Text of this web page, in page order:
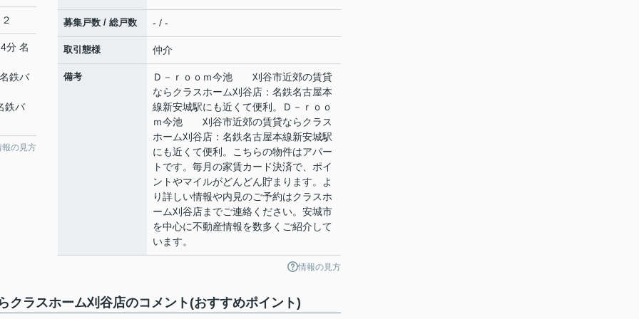
分 名
鉄バ
鉄バ
報の見方
募集戸数 / 総戸数 - / -
取引態様 仲介
備考
Ｄ－ｒｏｏｍ今池 刈谷市近郊の賃貸
ならクラスホーム刈谷店：名鉄名古屋本
線新安城駅にも近くて便利。Ｄ－ｒｏｏ
ｍ今池 刈谷市近郊の賃貸ならクラス
ホーム刈谷店：名鉄名古屋本線新安城駅
にも近くて便利。こちらの物件はアパー
トです。毎月の家賃カード決済で、ポイ
ントやマイルがどんどん貯まります。よ
り詳しい情報や内見のご予約はクラスホ
ーム刈谷店までご連絡ください。安城市
を中心に不動産情報を数多くご紹介して
います。
情報の見方
ラスホーム刈谷店のコメント(おすすめポイント)